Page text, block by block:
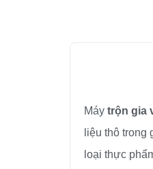
Máy trộn gia
liệu thô
loại thực